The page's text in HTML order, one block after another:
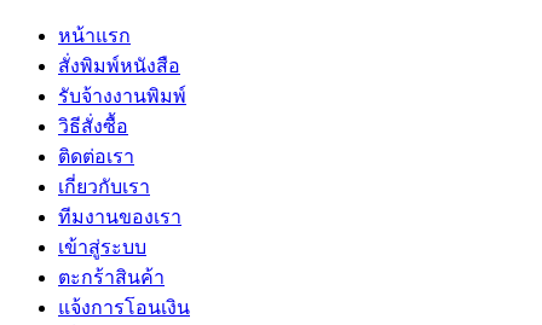
หน้าแรก
สั่งพิมพ์หนังสือ
รับจ้างงานพิมพ์
วิธีสั่งซื้อ
ติดต่อเรา
เกี่ยวกับเรา
ทีมงานของเรา
เข้าสู่ระบบ
ตะกร้าสินค้า
แจ้งการโอนเงิน